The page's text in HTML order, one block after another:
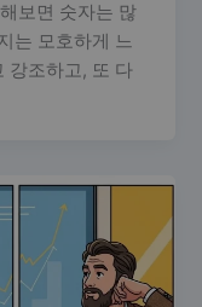
보면 숫자는 많
는 모호하게 느
강조하고, 또 다